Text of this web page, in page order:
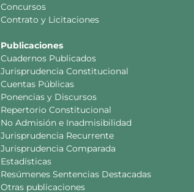
Concursos
Contrato y Licitaciones
Publicaciones
Cuadernos Publicados
Jurisprudencia Constitucional
Cuentas Públicas
Ponencias y Discursos
Repertorio Constitucional
No Admisión e Inadmisibilidad
Jurisprudencia Recurrente
Jurisprudencia Comparada
Estadísticas
Resúmenes Sentencias Destacadas
Otras publicaciones